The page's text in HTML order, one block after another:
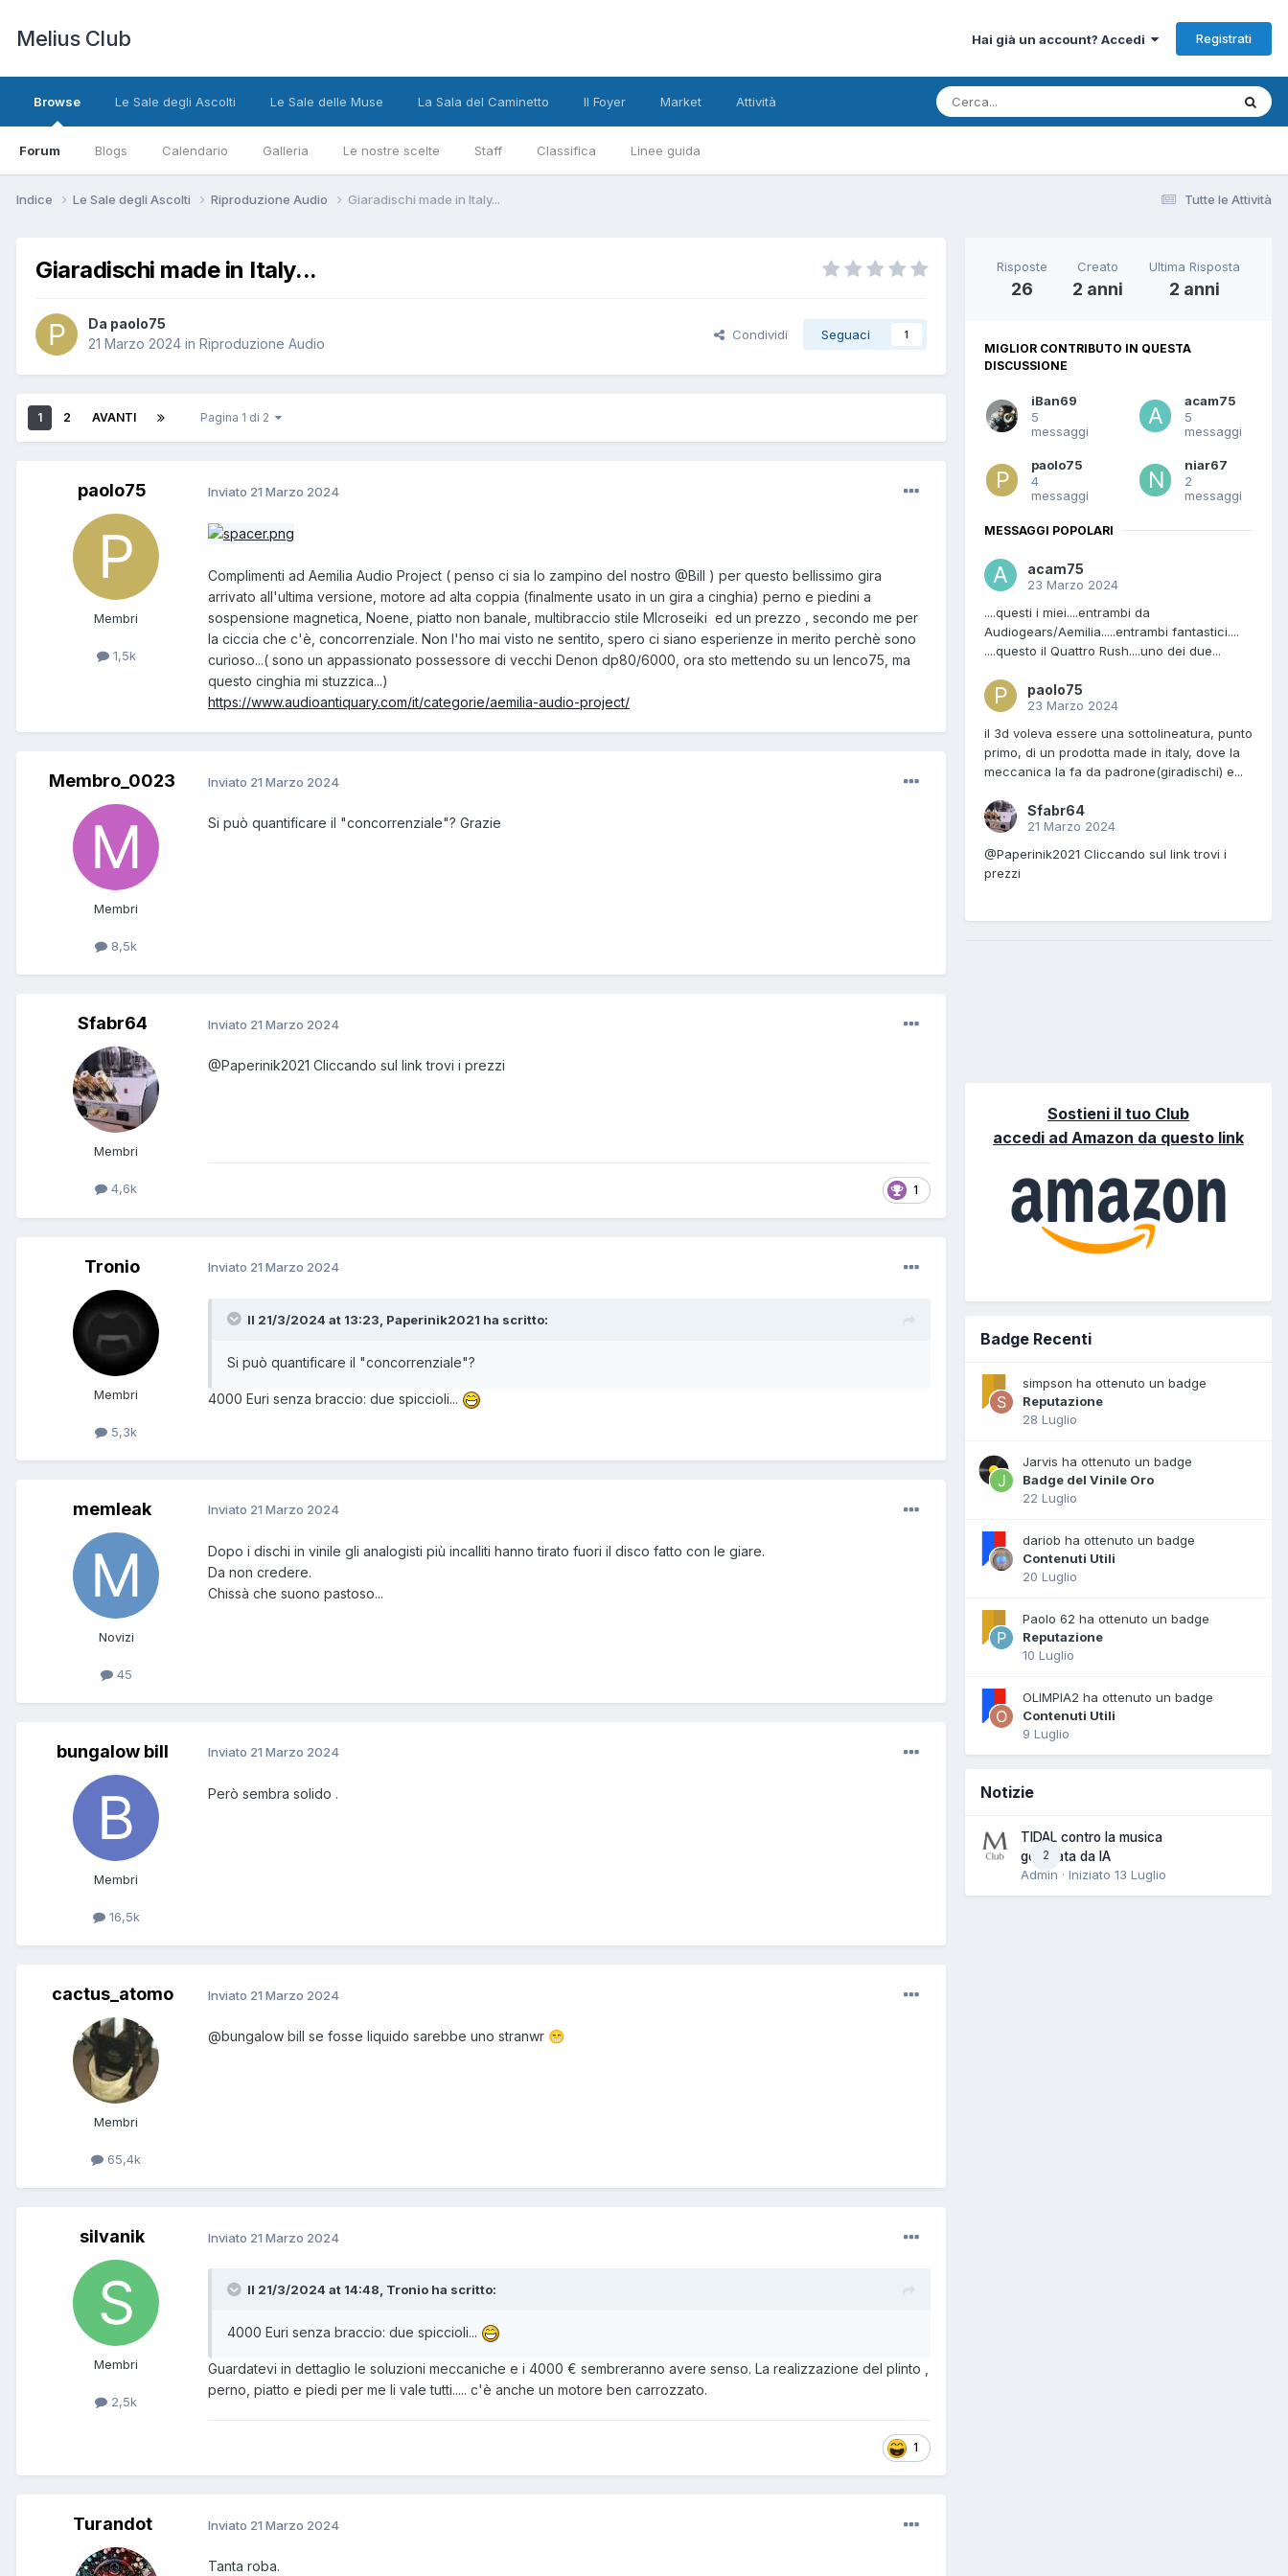
Melius Club Hai già un account? Accedi Registrati
Browse
Forum Blogs Calendario Galleria Le nostre scelte Staff Classifica Linee guida
Le Sale degli Ascolti Le Sale delle Muse La Sala del Caminetto Il Foyer Market Attività
Tutte le Attività
Indice Le Sale degli Ascolti Riproduzione Audio Giaradischi made in Italy...
Giaradischi made in Italy...
Da paolo75
21 Marzo 2024 in Riproduzione Audio
Condividi Seguaci 1
1 2 AVANTI Pagina 1 di 2
paolo75
Membri
1,5k
Inviato 21 Marzo 2024
Complimenti ad Aemilia Audio Project ( penso ci sia lo zampino del nostro @Bill ) per questo bellissimo gira
arrivato all'ultima versione, motore ad alta coppia (finalmente usato in un gira a cinghia) perno e piedini a
sospensione magnetica, Noene, piatto non banale, multibraccio stile MIcroseiki ed un prezzo , secondo me per
la ciccia che c'è, concorrenziale. Non l'ho mai visto ne sentito, spero ci siano esperienze in merito perchè sono
curioso...( sono un appassionato possessore di vecchi Denon dp80/6000, ora sto mettendo su un lenco75, ma
questo cinghia mi stuzzica...)
https://www.audioantiquary.com/it/categorie/aemilia-audio-project/
Membro_0023
Membri
8,5k
Inviato 21 Marzo 2024
Si può quantificare il "concorrenziale"? Grazie
Sfabr64
Membri
4,6k
Inviato 21 Marzo 2024
@Paperinik2021 Cliccando sul link trovi i prezzi
1
Tronio
Membri
5,3k
Inviato 21 Marzo 2024
Il 21/3/2024 at 13:23, Paperinik2021 ha scritto:
Si può quantificare il "concorrenziale"?
4000 Euri senza braccio: due spiccioli...
memleak
Novizi
45
Inviato 21 Marzo 2024
Dopo i dischi in vinile gli analogisti più incalliti hanno tirato fuori il disco fatto con le giare.
Da non credere.
Chissà che suono pastoso...
bungalow bill
Membri
16,5k
Inviato 21 Marzo 2024
Però sembra solido .
cactus_atomo
Membri
65,4k
Inviato 21 Marzo 2024
@bungalow bill se fosse liquido sarebbe uno stranwr 😁
silvanik
Membri
2,5k
Inviato 21 Marzo 2024
Il 21/3/2024 at 14:48, Tronio ha scritto:
4000 Euri senza braccio: due spiccioli...
Guardatevi in dettaglio le soluzioni meccaniche e i 4000 € sembreranno avere senso. La realizzazione del plinto ,
perno, piatto e piedi per me li vale tutti..... c'è anche un motore ben carrozzato.
1
Turandot Inviato 21 Marzo 2024
Tanta roba.
Risposte
26
Creato
2 anni
Ultima Risposta
2 anni
MIGLIOR CONTRIBUTO IN QUESTA
DISCUSSIONE
iBan69
5
messaggi
acam75
5
messaggi
paolo75
4
messaggi
niar67
2
messaggi
MESSAGGI POPOLARI
acam75
23 Marzo 2024
....questi i miei....entrambi da
Audiogears/Aemilia.....entrambi fantastici....
....questo il Quattro Rush....uno dei due...
paolo75
23 Marzo 2024
il 3d voleva essere una sottolineatura, punto
primo, di un prodotta made in italy, dove la
meccanica la fa da padrone(giradischi) e...
Sfabr64
21 Marzo 2024
@Paperinik2021 Cliccando sul link trovi i
prezzi
Sostieni il tuo Club
accedi ad Amazon da questo link
Badge Recenti
simpson ha ottenuto un badge
Reputazione
28 Luglio
Jarvis ha ottenuto un badge
Badge del Vinile Oro
22 Luglio
dariob ha ottenuto un badge
Contenuti Utili
20 Luglio
Paolo 62 ha ottenuto un badge
Reputazione
10 Luglio
OLIMPIA2 ha ottenuto un badge
Contenuti Utili
9 Luglio
Notizie
2
TIDAL contro la musica
generata da IA
Admin · Iniziato 13 Luglio